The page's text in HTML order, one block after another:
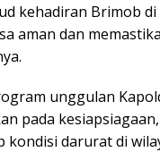
kehadiran Brimob
aman dan
unggulan
pada
kondisi darurat di